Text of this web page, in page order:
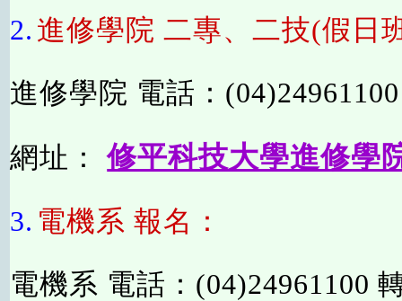
2. 進修學院 二專、二技(假日
進修學院 電話：
網址：修平科技大學進修學
3. 電機系 報名：
電機系 電話：(04)24961100